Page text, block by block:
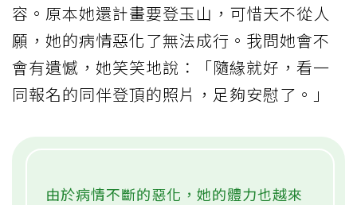
容。原本她還計畫要登玉山，可惜天不從人
願，她的病情惡化了無法成行。我問她會不
會有遺憾，她笑笑地說：「隨緣就好，看一
同報名的同伴登頂的照片，足夠安慰了。」
由於病情不斷的惡化，她的體力也越來